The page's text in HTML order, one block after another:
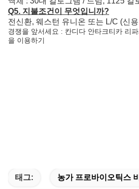
Q5. 지불조건이 무엇입니까?
전신환, 웨스턴 유니온 또는 L/C (신
경쟁을 앞서세요 : 칸디다 안타크티카 리
을 이용하기
태그: 농가 프로바이오틱스